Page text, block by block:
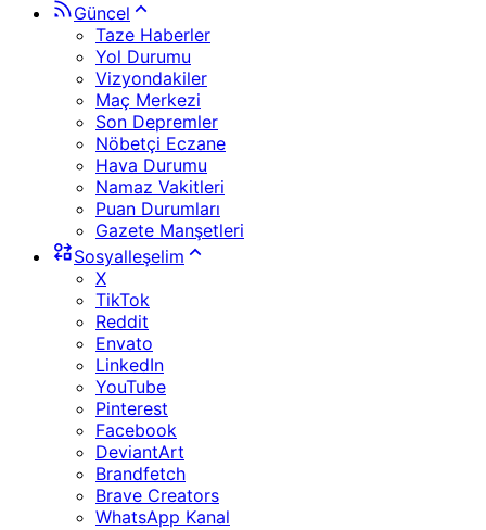
Güncel
Taze Haberler
Yol Durumu
Vizyondakiler
Maç Merkezi
Son Depremler
Nöbetçi Eczane
Hava Durumu
Namaz Vakitleri
Puan Durumları
Gazete Manşetleri
Sosyalleşelim
X
TikTok
Reddit
Envato
LinkedIn
YouTube
Pinterest
Facebook
DeviantArt
Brandfetch
Brave Creators
WhatsApp Kanal